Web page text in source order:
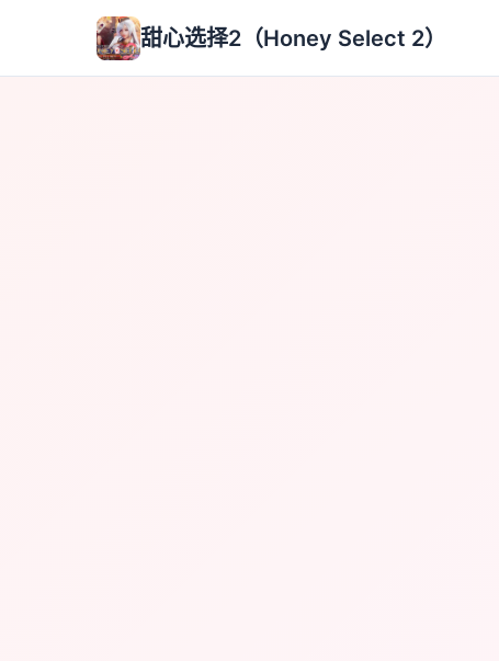
甜心选择2（Honey Select 2）